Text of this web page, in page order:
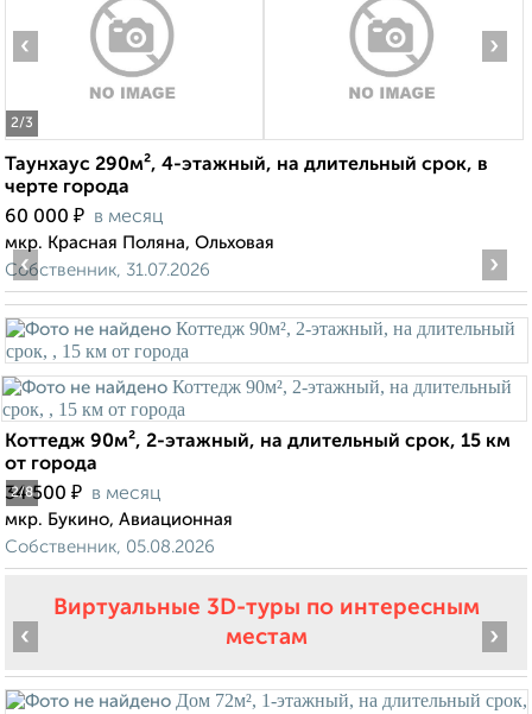
2/3
‹ ›
Таунхаус 290м², 4-этажный, на длительный срок, в
черте города
60 000 ₽ в месяц
мкр. Красная Поляна, Ольховая
Собственник, 31.07.2026
2/8
‹ ›
Коттедж 90м², 2-этажный, на длительный срок, 15 км
от города
34 500 ₽ в месяц
мкр. Букино, Авиационная
Собственник, 05.08.2026
Виртуальные 3D-туры по интересным
местам
‹ ›